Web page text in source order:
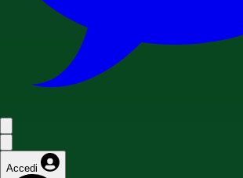
Accedi